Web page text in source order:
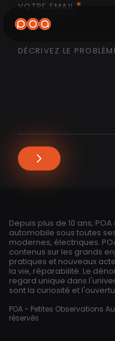
VOTRE EMAIL
DÉCRIVEZ LE
Depuis plus de 10 ans,
automobile sous toutes
modernes, électriques.
contenus sur les grands
pratiques et nouveaux
la vie, réparabilité. Le
regard unique dans
sont la curiosité et
POA - Petites Observations
réservés